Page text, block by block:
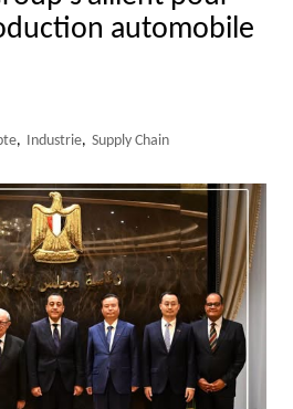
automobile
, Industrie, Supply Chain